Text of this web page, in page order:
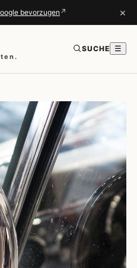
bevorzugen ↗ ×
SUCHE ☰